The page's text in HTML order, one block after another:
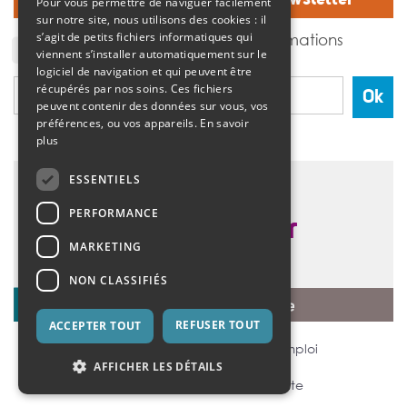
J'accepte de recevoir des informations
de l'association Vivre et devenir.
Ok
Mentions légales
Offres d’emploi
Plan du site
sur notre site, nous utilisons des cookies : il
s’agit de petits fichiers informatiques qui
viennent s’installer automatiquement sur le
logiciel de navigation et qui peuvent être
récupérés par nos soins. Ces fichiers
peuvent contenir des données sur vous, vos
préférences, ou vos appareils. En savoir
plus
ESSENTIELS
PERFORMANCE
MARKETING
NON CLASSIFIÉS
ACCEPTER TOUT REFUSER TOUT
AFFICHER LES DÉTAILS